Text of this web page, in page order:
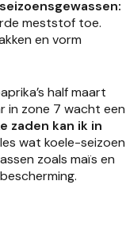
meststof toe.
en vorm
half maart
in zone 7 wacht een
zaden kan ik in
wat koele-seizoen
zoals maïs en